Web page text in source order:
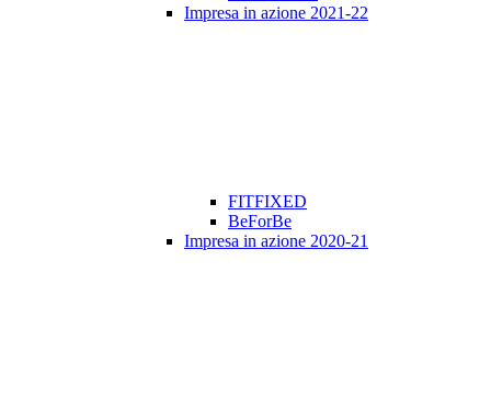
Impresa in azione 2021-22
FITFIXED
BeForBe
Impresa in azione 2020-21